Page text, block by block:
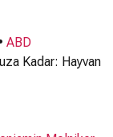
ABD
Kadar: Hayvan